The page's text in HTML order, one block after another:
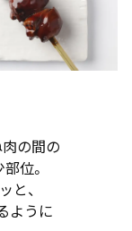
の間の
位。
と、
ように